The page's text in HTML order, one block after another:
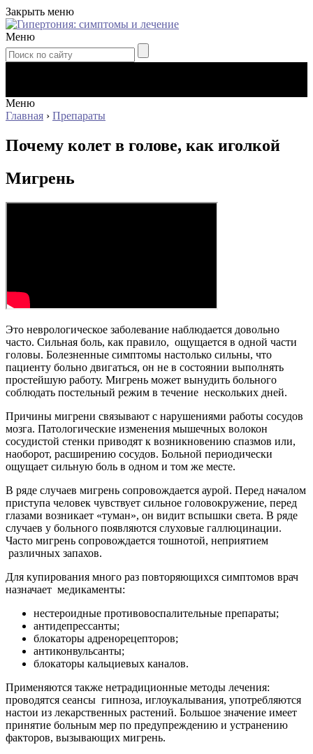
Закрыть меню
Меню
Меню
Главная › Препараты
Почему колет в голове, как иголкой
Мигрень
Это неврологическое заболевание наблюдается довольно
часто. Сильная боль, как правило, ощущается в одной части
головы. Болезненные симптомы настолько сильны, что
пациенту больно двигаться, он не в состоянии выполнять
простейшую работу. Мигрень может вынудить больного
соблюдать постельный режим в течение нескольких дней.
Причины мигрени связывают с нарушениями работы сосудов
мозга. Патологические изменения мышечных волокон
сосудистой стенки приводят к возникновению спазмов или,
наоборот, расширению сосудов. Больной периодически
ощущает сильную боль в одном и том же месте.
В ряде случаев мигрень сопровождается аурой. Перед началом
приступа человек чувствует сильное головокружение, перед
глазами возникает «туман», он видит вспышки света. В ряде
случаев у больного появляются слуховые галлюцинации.
Часто мигрень сопровождается тошнотой, неприятием
различных запахов.
Для купирования много раз повторяющихся симптомов врач
назначает медикаменты:
нестероидные противовоспалительные препараты;
антидепрессанты;
блокаторы адренорецепторов;
антиконвульсанты;
блокаторы кальциевых каналов.
Применяются также нетрадиционные методы лечения:
проводятся сеансы гипноза, иглоукалывания, употребляются
настои из лекарственных растений. Большое значение имеет
принятие больным мер по предупреждению и устранению
факторов, вызывающих мигрень.